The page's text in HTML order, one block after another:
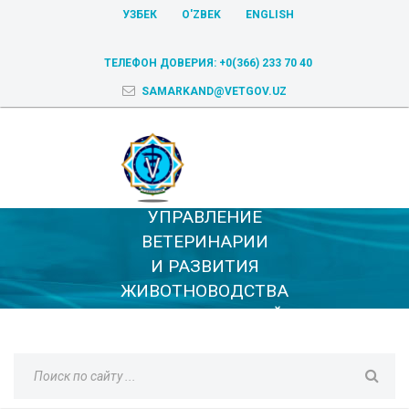
УЗБЕК O'ZBEK ENGLISH
ТЕЛЕФОН ДОВЕРИЯ: +0(366) 233 70 40
SAMARKAND@VETGOV.UZ
УПРАВЛЕНИЕ
ВЕТЕРИНАРИИ
И РАЗВИТИЯ
ЖИВОТНОВОДСТВА
САМАРКАНДСКОЙ